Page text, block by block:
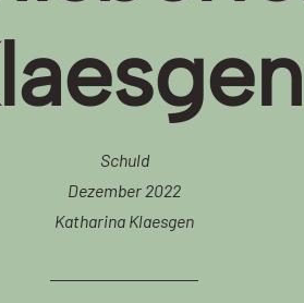
Schuld
Dezember 2022
Katharina Klaesgen